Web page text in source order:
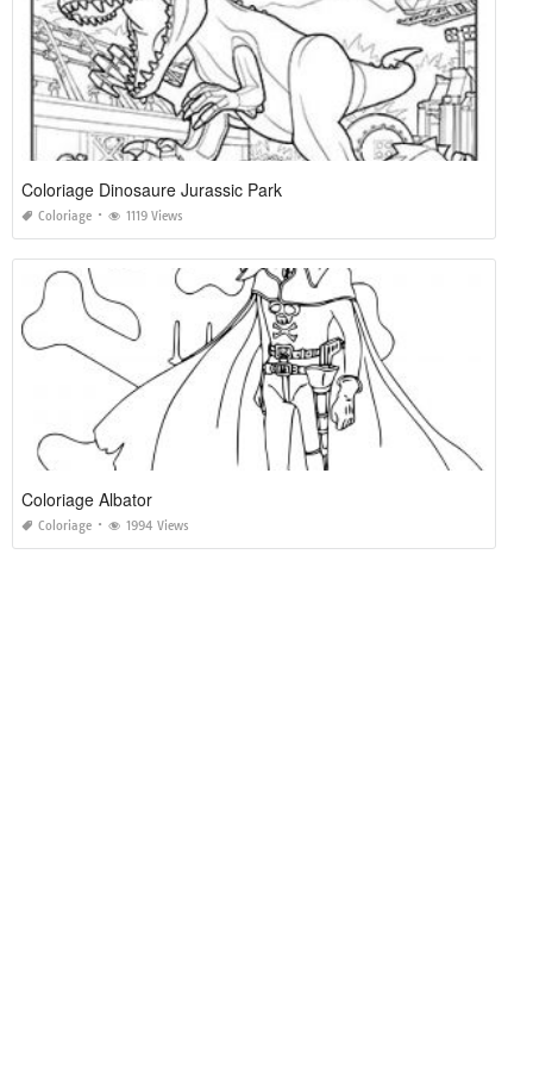
Coloriage Dinosaure Jurassic Park
Coloriage 1119 Views
Coloriage Albator
Coloriage 1994 Views